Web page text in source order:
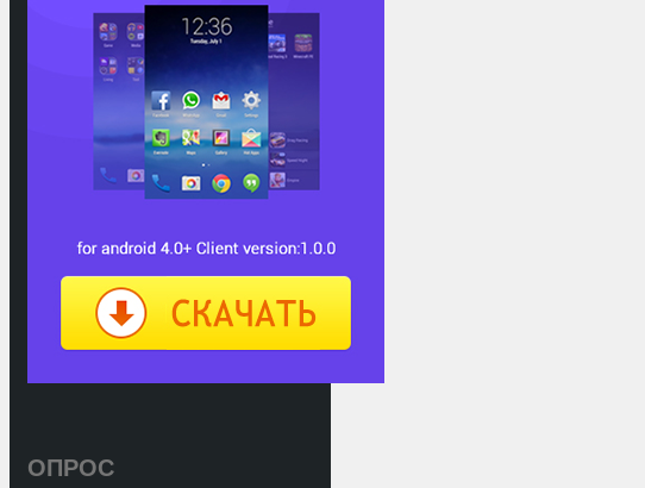
ОПРОС